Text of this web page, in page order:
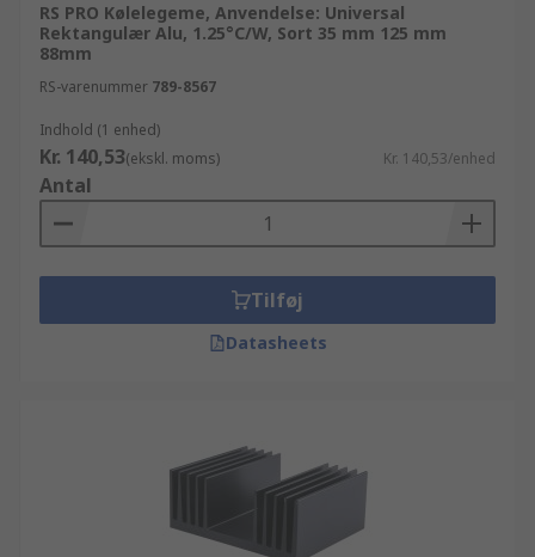
RS PRO Kølelegeme, Anvendelse: Universal
Rektangulær Alu, 1.25°C/W, Sort 35 mm 125 mm
88mm
RS-varenummer 789-8567
Indhold (1 enhed)
Kr. 140,53(ekskl. moms) Kr. 140,53/enhed
Antal
Tilføj
Datasheets